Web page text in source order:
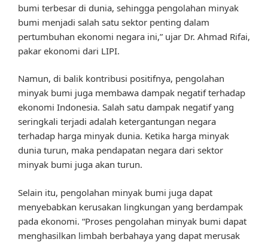
bumi terbesar di dunia, sehingga pengolahan minyak
bumi menjadi salah satu sektor penting dalam
pertumbuhan ekonomi negara ini,” ujar Dr. Ahmad Rifai,
pakar ekonomi dari LIPI.
Namun, di balik kontribusi positifnya, pengolahan
minyak bumi juga membawa dampak negatif terhadap
ekonomi Indonesia. Salah satu dampak negatif yang
seringkali terjadi adalah ketergantungan negara
terhadap harga minyak dunia. Ketika harga minyak
dunia turun, maka pendapatan negara dari sektor
minyak bumi juga akan turun.
Selain itu, pengolahan minyak bumi juga dapat
menyebabkan kerusakan lingkungan yang berdampak
pada ekonomi. “Proses pengolahan minyak bumi dapat
menghasilkan limbah berbahaya yang dapat merusak